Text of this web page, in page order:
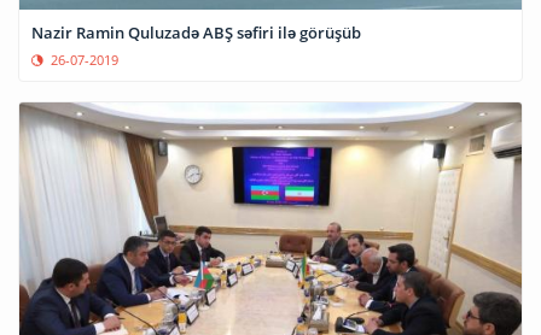
Nazir Ramin Quluzadə ABŞ səfiri ilə görüşüb
26-07-2019